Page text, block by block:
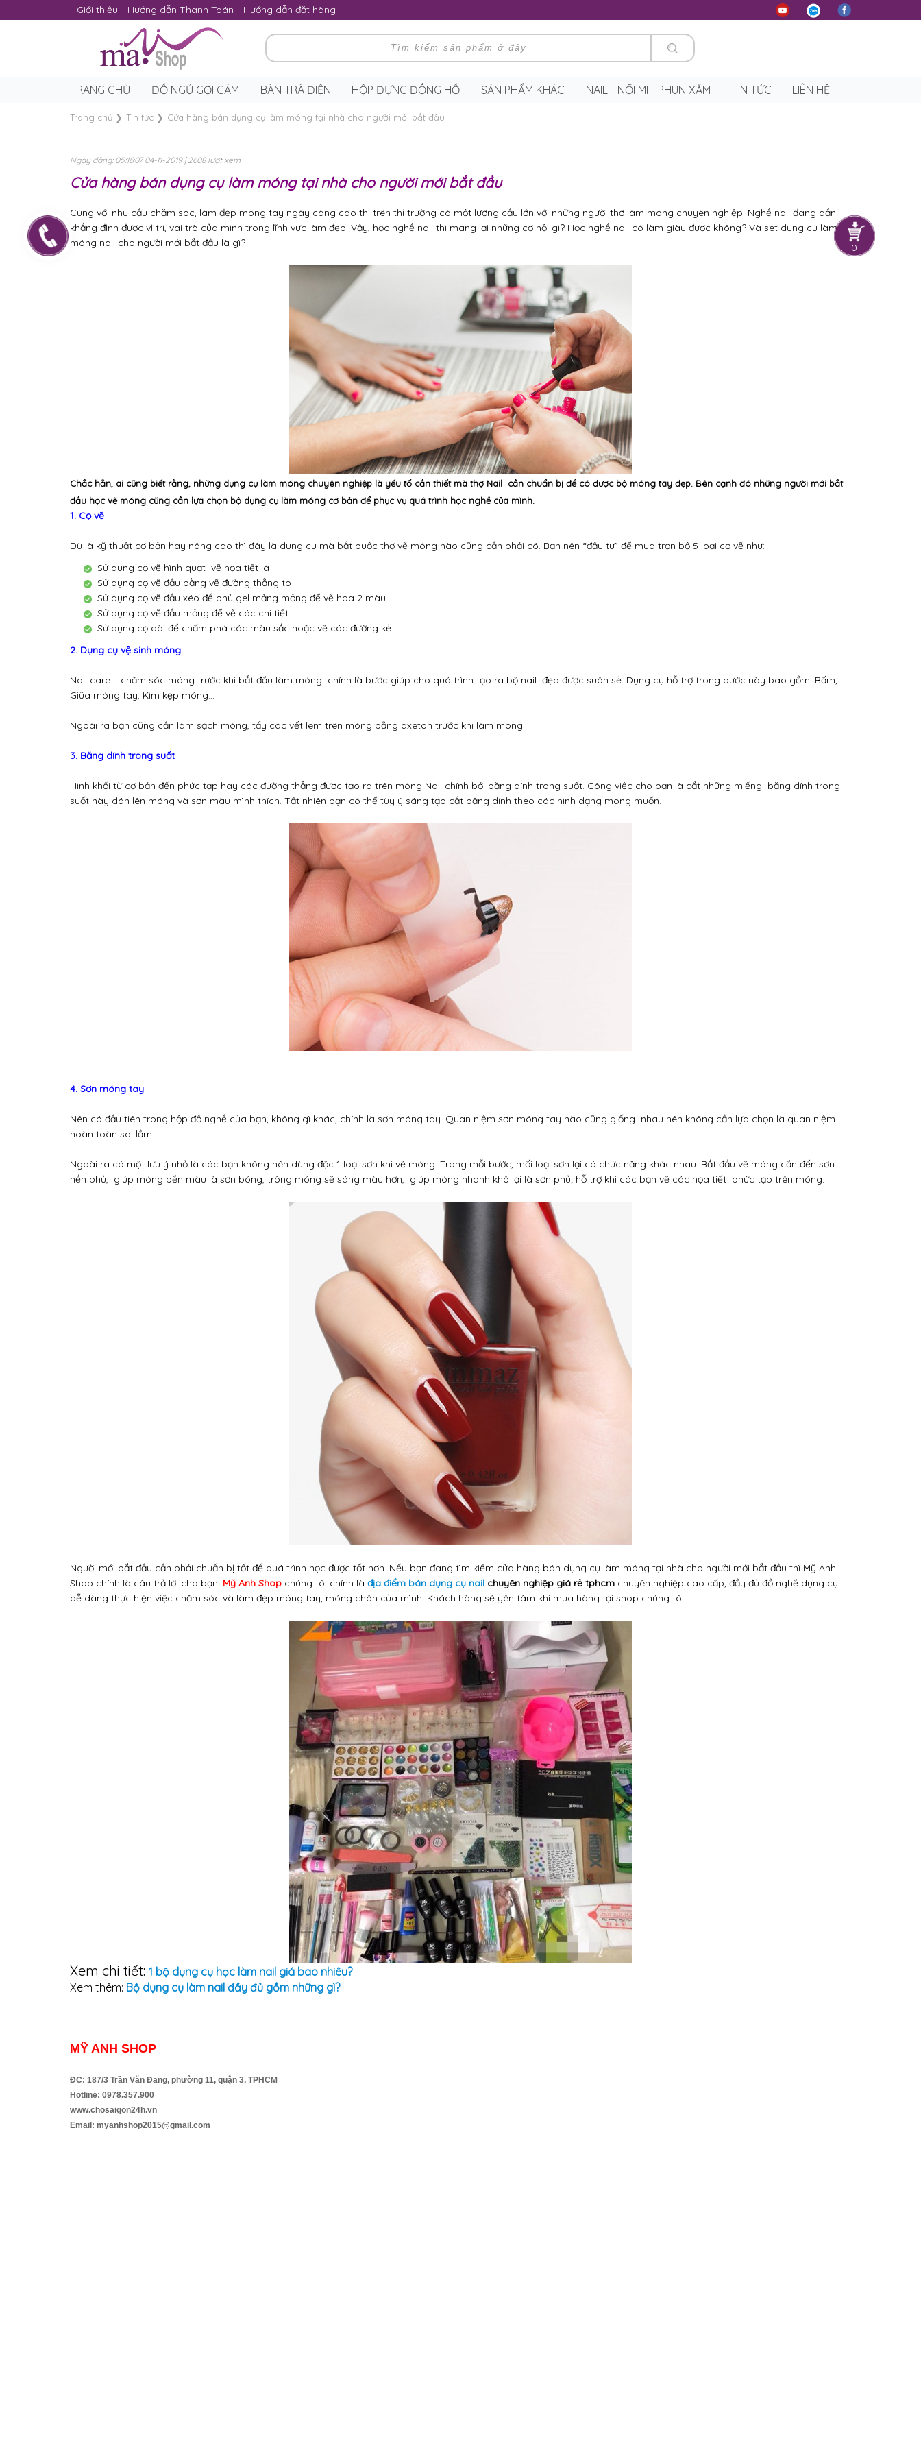
Giới thiệu Hướng dẫn Thanh Toán Hướng dẫn đặt hàng
0
TRANG CHỦ ĐỒ NGỦ GỢI CẢM BÀN TRÀ ĐIỆN HỘP ĐỰNG ĐỒNG HỒ SẢN PHẨM KHÁC NAIL - NỐI MI - PHUN XĂM TIN TỨC LIÊN HỆ
Trang chủ ❯ Tin tức ❯ Cửa hàng bán dụng cụ làm móng tại nhà cho người mới bắt đầu
Ngày đăng: 05:16:07 04-11-2019 | 2608 lượt xem
Cửa hàng bán dụng cụ làm móng tại nhà cho người mới bắt đầu
Cùng với nhu cầu chăm sóc, làm đẹp móng tay ngày càng cao thì trên thị trường có một lượng cầu lớn với những người thợ làm móng chuyên nghiệp. Nghề nail đang dần
khẳng định được vị trí, vai trò của mình trong lĩnh vực làm đẹp. Vậy, học nghề nail thì mang lại những cơ hội gì? Học nghề nail có làm giàu được không? Và set dụng cụ làm
móng nail cho người mới bắt đầu là gì?
Chắc hẳn, ai cũng biết rằng, những dụng cụ làm móng chuyên nghiệp là yếu tố cần thiết mà thợ Nail cần chuẩn bị để có được bộ móng tay đẹp. Bên cạnh đó những người mới bắt
đầu học vẽ móng cũng cần lựa chọn bộ dụng cụ làm móng cơ bản để phục vụ quá trình học nghề của mình.
1. Cọ vẽ
Dù là kỹ thuật cơ bản hay nâng cao thì đây là dụng cụ mà bắt buộc thợ vẽ móng nào cũng cần phải có. Bạn nên “đầu tư” để mua trọn bộ 5 loại cọ vẽ như:
Sử dụng cọ vẽ hình quạt vẽ họa tiết lá
Sử dụng cọ vẽ đầu bằng vẽ đường thẳng to
Sử dụng cọ vẽ đầu xéo để phủ gel mảng mỏng để vẽ hoa 2 màu
Sử dụng cọ vẽ đầu mỏng để vẽ các chi tiết
Sử dụng cọ dài để chấm phá các màu sắc hoặc vẽ các đường kẻ
2. Dụng cụ vệ sinh móng
Nail care – chăm sóc móng trước khi bắt đầu làm móng chính là bước giúp cho quá trình tạo ra bộ nail đẹp được suôn sẻ. Dụng cụ hỗ trợ trong bước này bao gồm: Bấm,
Giũa móng tay, Kìm kẹp móng…
Ngoài ra bạn cũng cần làm sạch móng, tẩy các vết lem trên móng bằng axeton trước khi làm móng.
3. Băng dính trong suốt
Hình khối từ cơ bản đến phức tạp hay các đường thẳng được tạo ra trên móng Nail chính bởi băng dính trong suốt. Công việc cho bạn là cắt những miếng băng dính trong
suốt này dán lên móng và sơn màu mình thích. Tất nhiên bạn có thể tùy ý sáng tạo cắt băng dính theo các hình dạng mong muốn.
4. Sơn móng tay
Nên có đầu tiên trong hộp đồ nghề của bạn, không gì khác, chính là sơn móng tay. Quan niệm sơn móng tay nào cũng giống nhau nên không cần lựa chọn là quan niệm
hoàn toàn sai lầm.
Ngoài ra có một lưu ý nhỏ là các bạn không nên dùng độc 1 loại sơn khi vẽ móng. Trong mỗi bước, mối loại sơn lại có chức năng khác nhau: Bắt đầu vẽ móng cần đến sơn
nền phủ, giúp móng bền màu là sơn bóng, trông móng sẽ sáng màu hơn, giúp móng nhanh khô lại là sơn phủ; hỗ trợ khi các bạn vẽ các họa tiết phức tạp trên móng.
Người mới bắt đầu cần phải chuẩn bị tốt để quá trình học được tốt hơn. Nếu bạn đang tìm kiếm cửa hàng bán dụng cụ làm móng tại nhà cho người mới bắt đầu thì Mỹ Anh
Shop chính là câu trả lời cho bạn. Mỹ Anh Shop chúng tôi chính là địa điểm bán dụng cụ nail chuyên nghiệp giá rẻ tphcm chuyên nghiệp cao cấp, đầy đủ đồ nghề dụng cụ
dễ dàng thực hiện việc chăm sóc và làm đẹp móng tay, móng chân của mình. Khách hàng sẽ yên tâm khi mua hàng tại shop chúng tôi.
Xem chi tiết: 1 bộ dụng cụ học làm nail giá bao nhiêu?
Xem thêm: Bộ dụng cụ làm nail đầy đủ gồm những gì?
MỸ ANH SHOP
ĐC: 187/3 Trần Văn Đang, phường 11, quận 3, TPHCM
Hotline: 0978.357.900
www.chosaigon24h.vn
Email: myanhshop2015@gmail.com